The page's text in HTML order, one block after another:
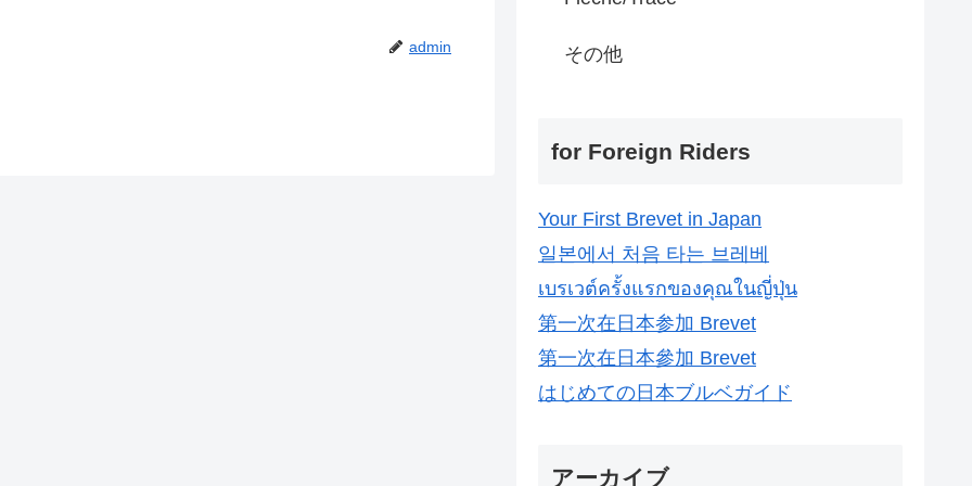
admin その他
for Foreign Riders
Your First Brevet in Japan
일본에서 처음 타는 브레베
เบรเวต์ครั้งแรกของคุณในญี่ปุ่น
第一次在日本参加 Brevet
第一次在日本參加 Brevet
はじめての日本ブルベガイド
アーカイブ